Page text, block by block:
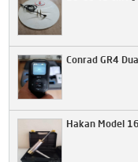
Conrad GR4
Hakan Model